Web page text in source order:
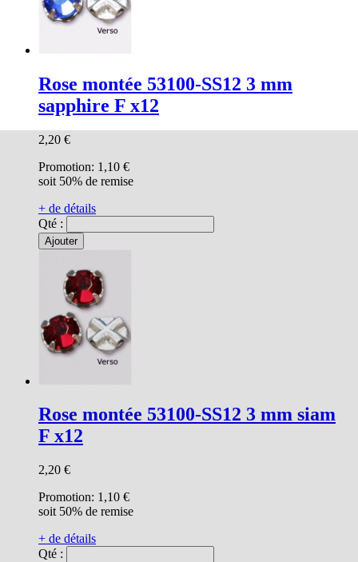
Rose montée 53100-SS12 3 mm
sapphire F x12
2,20 €
Promotion: 1,10 €
soit 50% de remise
+ de détails
Qté :
Ajouter
Rose montée 53100-SS12 3 mm siam
F x12
2,20 €
Promotion: 1,10 €
soit 50% de remise
+ de détails
Qté :